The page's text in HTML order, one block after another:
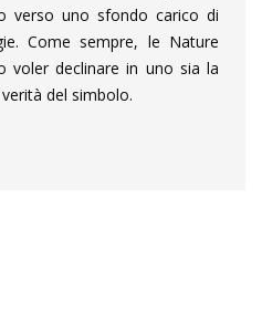
verso uno sfondo carico di
Come sempre, le Nature
voler declinare in uno sia la
del simbolo.